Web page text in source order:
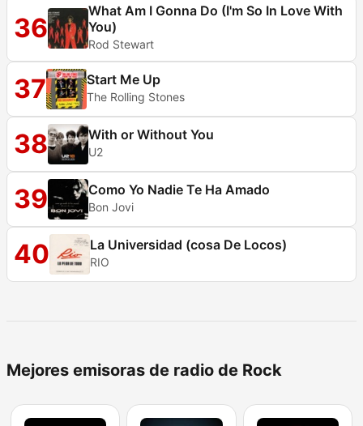
36
What Am I Gonna Do (I'm So In Love With
You)
Rod Stewart
37 Start Me Up
The Rolling Stones
38 With or Without You
U2
39 Como Yo Nadie Te Ha Amado
Bon Jovi
40 La Universidad (cosa De Locos)
RIO
Mejores emisoras de radio de Rock